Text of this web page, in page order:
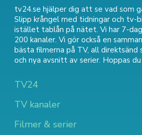
tv24.se hjälper dig att se vad som
Slipp krångel med tidningar och tv-
istället tablån på nätet. Vi har 7-
200 kanaler. Vi gör också en
bästa filmerna på TV, all direktsänd
och nya avsnitt av serier. Hoppas
TV24
TV kanaler
Filmer & serier